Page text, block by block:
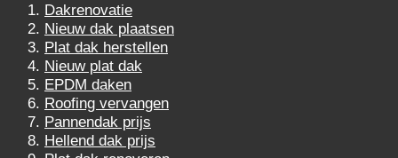
Dakrenovatie
Nieuw dak plaatsen
Plat dak herstellen
Nieuw plat dak
EPDM daken
Roofing vervangen
Pannendak prijs
Hellend dak prijs